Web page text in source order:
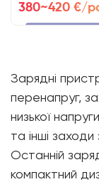
380~420 €/
Зарядні
перенапруг,
низької
та інші заходи
Останній
компактний